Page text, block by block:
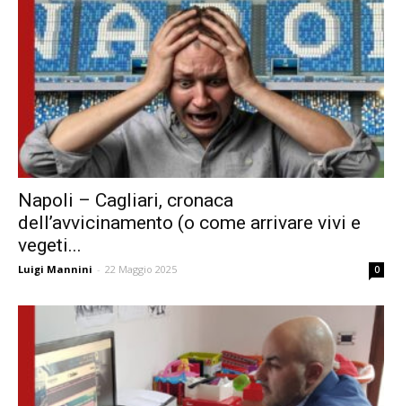
Napoli – Cagliari, cronaca
dell’avvicinamento (o come arrivare vivi e
vegeti...
Luigi Mannini - 22 Maggio 2025 0